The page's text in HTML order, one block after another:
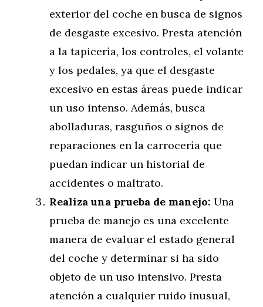
exterior del coche en busca de signos
de desgaste excesivo. Presta atención
a la tapicería, los controles, el volante
y los pedales, ya que el desgaste
excesivo en estas áreas puede indicar
un uso intenso. Además, busca
abolladuras, rasguños o signos de
reparaciones en la carrocería que
puedan indicar un historial de
accidentes o maltrato.
Realiza una prueba de manejo: Una
prueba de manejo es una excelente
manera de evaluar el estado general
del coche y determinar si ha sido
objeto de un uso intensivo. Presta
atención a cualquier ruido inusual,